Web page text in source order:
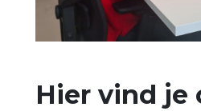
Hier vind je